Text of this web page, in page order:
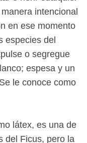
intencional
en ese momento
especies del
o segregue
espesa y un
le conoce como
látex, es una de
del Ficus, pero la